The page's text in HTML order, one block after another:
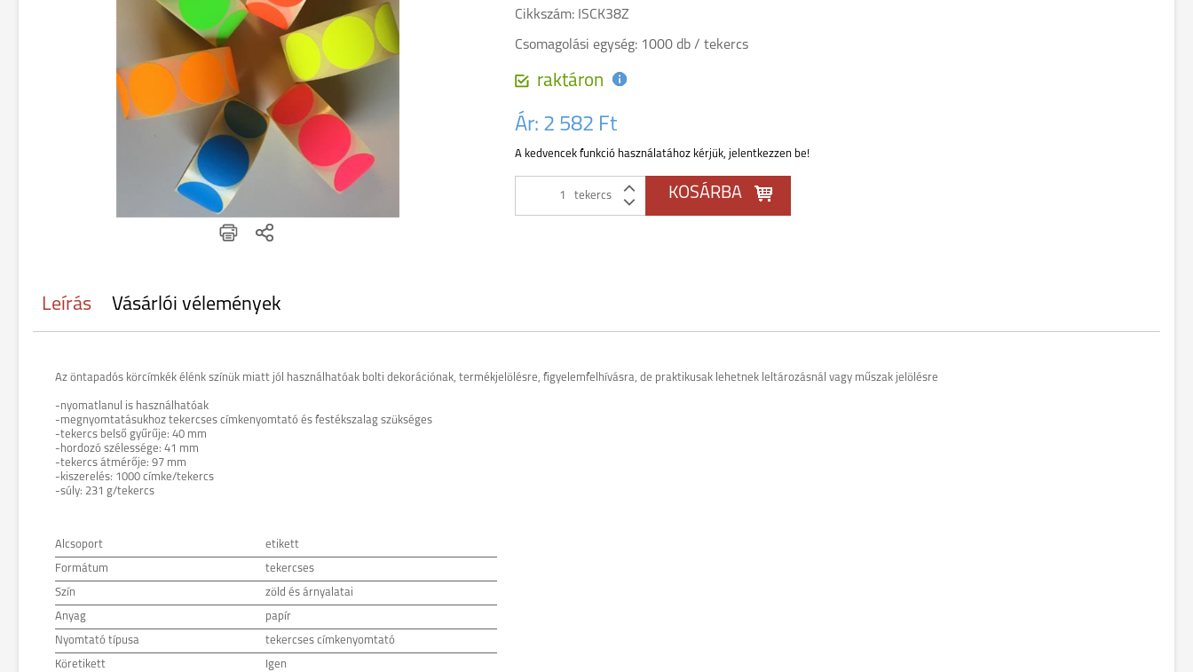
Cikkszám: ISCK38Z
Csomagolási egység: 1000 db / tekercs
raktáron
Ár: 2 582 Ft
A kedvencek funkció használatához kérjük, jelentkezzen be!
tekercs
Leírás Vásárlói vélemények
Az öntapadós körcímkék élénk színük miatt jól használhatóak bolti dekorációnak, termékjelölésre, figyelemfelhívásra, de praktikusak lehetnek leltározásnál vagy műszak jelölésre
-nyomatlanul is használhatóak
-megnyomtatásukhoz tekercses címkenyomtató és festékszalag szükséges
-tekercs belső gyűrűje: 40 mm
-hordozó szélessége: 41 mm
-tekercs átmérője: 97 mm
-kiszerelés: 1000 címke/tekercs
-súly: 231 g/tekercs
Alcsoport etikett
Formátum tekercses
Szín zöld és árnyalatai
Anyag papír
Nyomtató típusa tekercses címkenyomtató
Köretikett Igen